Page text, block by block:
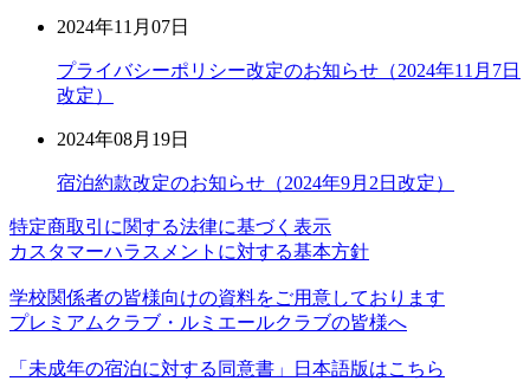
2024年11月07日
プライバシーポリシー改定のお知らせ（2024年11月7日
改定）
2024年08月19日
宿泊約款改定のお知らせ（2024年9月2日改定）
特定商取引に関する法律に基づく表示
カスタマーハラスメントに対する基本方針
学校関係者の皆様向けの資料をご用意しております
プレミアムクラブ・ルミエールクラブの皆様へ
「未成年の宿泊に対する同意書」日本語版はこちら